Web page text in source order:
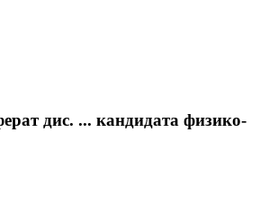
дис. ... кандидата физико-